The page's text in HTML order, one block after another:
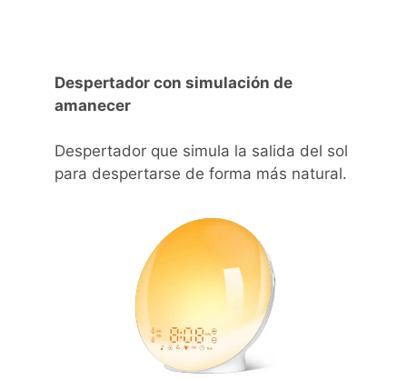
Despertador con simulación de
amanecer
Despertador que simula la salida del sol
para despertarse de forma más natural.